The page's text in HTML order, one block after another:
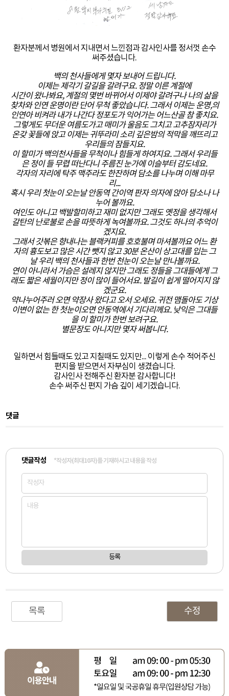
환자분께서 병원에서 지내면서 느낀점과 감사인사를 정서껏 손수
써주셨습니다.
백의 천사들에게 몇자 보내어 드립니다.
이제는 제각기 갈길을 갈려구요. 정말 이른 계절에
시간이 왔나봐요, 계절의 몇번 바뀌어서 이제야 갈려구나 나의 삶을
찾차와 인연 운명이란 단어 무척 좋았습니다. 그래서 이제는 운명,의
인연아 비켜라 내가 나간다 정포도가 익어가는 어느산골 참 좋치요.
그렇게도 무더운 여름도가고 매미가 울음도 그치고 고추잠자리가
온갖 꽃들에 앉고 이제는 귀뚜라미 소리 깊은밤의 적막을 깨뜨리고
우리들의 잠들지요.
이 할미가 백의천사들을 무척이나 힘들게 하여지요. 그래서 우리들
은 정이 들 무렵 떠난다니 주름진 눈가에 이슬부터 감도네요.
각자의 자리에 탁주 맥주라도 한잔하며 담소를 나누며 이해 마무
리...
혹시 우리 첫눈이 오는날 안동역 간이역 판자 의자에 앉아 담소나 나
누어 볼까요.
여인도 아니고 백발할미하고 재미 없지만 그래도 옛정을 생각해서
갈탄의 난로불로 손을 따뜻하게 녹여볼까요. 그것도 하나의 추억이
겠지요.
그래서 갓볶은 향내나는 블랙커피를 호호불며 마셔볼까요 어느 환
자의 흉도보고 많은 시간 뺏지 않고 30분 온산이 상고대를 입는 그
날 우리 백의 천사들과 한번 천눈이 오는날 만나볼까요.
연이 아니라서 가슴은 설레지 않지만 그래도 정들을 그대들에게 그
래도 짧은 세월이지만 정이 많이 들어서요. 발길이 쉽게 떨어지지 않
겠군요.
약나누어주러 오면 약장사 왔다고 오서 오세요. 귀전 맴돌아도 기상
이변이 없는 한 첫눈이오면 안동역에서 기다리께요. 낮익은 그대들
을 이 할미가 한번 보려구요.
별문장도 아니지만 몇자 써봅니다.
일하면서 힘들때도 있고 지칠때도 있지만... 이렇게 손수 적어주신
편지을 받으면서 자부심이 생겼습니다.
감사인사 전해주신 환자분 감사합니다!
손수 써주신 편지 가슴 깊이 세기겠습니다.​
댓글
댓글작성 *작성자(최대10자)를 기재하시고 내용을 작성
등록
목록 수정